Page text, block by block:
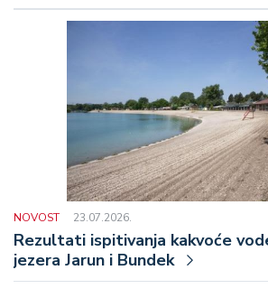
NOVOST 23.07.2026.
Rezultati ispitivanja kakvoće
jezera Jarun i Bundek